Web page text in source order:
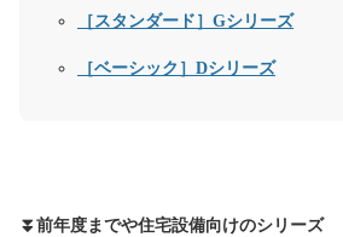
［スタンダード］Gシリーズ
［ベーシック］Dシリーズ
⏬前年度までや住宅設備向けのシリーズ